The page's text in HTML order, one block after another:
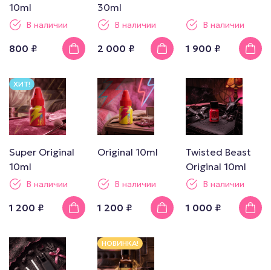
10ml
В наличии
800 ₽
30ml
В наличии
2 000 ₽
В наличии
1 900 ₽
ХИТ!
Super Original
10ml
В наличии
1 200 ₽
Original 10ml
В наличии
1 200 ₽
Twisted Beast
Original 10ml
В наличии
1 000 ₽
НОВИНКА!